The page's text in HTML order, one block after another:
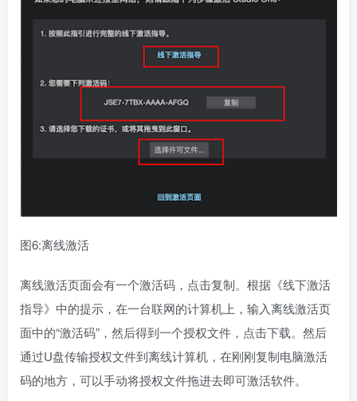
图6:离线激活
离线激活页面会有一个激活码，点击复制。根据《线下激活
指导》中的提示，在一台联网的计算机上，输入离线激活页
面中的“激活码”，然后得到一个授权文件，点击下载。然后
通过U盘传输授权文件到离线计算机，在刚刚复制电脑激活
码的地方，可以手动将授权文件拖进去即可激活软件。